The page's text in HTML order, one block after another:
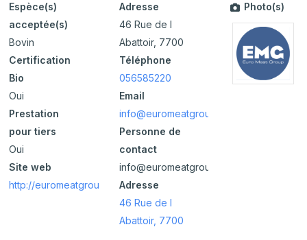
Espèce(s)
acceptée(s)
Bovin
Certification
Bio
Oui
Prestation
pour tiers
Oui
Site web
http://euromeatgroup.be/fr/home/
Adresse
46 Rue de l
Abattoir, 7700
Téléphone
056585220
Email
info@euromeatgroup.be
Personne de
contact
info@euromeatgroup.be
Adresse
46 Rue de l
Abattoir, 7700
Photo(s)